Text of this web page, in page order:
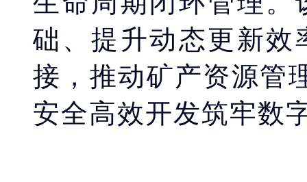
础、提升动态更新
接，推动矿产资源管
安全高效开发筑牢数